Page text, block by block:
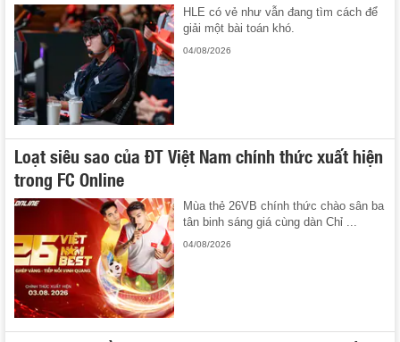
HLE có vẻ như vẫn đang tìm cách để
giải một bài toán khó.
04/08/2026
Loạt siêu sao của ĐT Việt Nam chính thức xuất hiện
trong FC Online
Mùa thẻ 26VB chính thức chào sân ba
tân binh sáng giá cùng dàn Chỉ ...
04/08/2026